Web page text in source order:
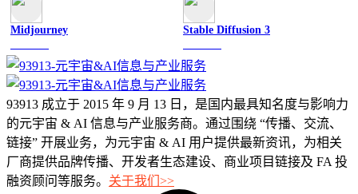
Midjourney Stable Diffusion 3
93913 成立于 2015 年 9 月 13 日，是国内最具知名度与影响力
的元宇宙 & AI 信息与产业服务商。通过围绕 “传播、交流、
链接” 开展业务，为元宇宙 & AI 用户提供最新资讯，为相关
厂商提供品牌传播、开发者生态建设、商业项目链接及 FA 投
融资顾问等服务。 关于我们>>